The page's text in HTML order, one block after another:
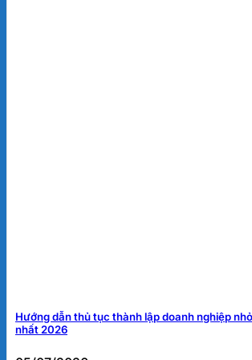
Hướng dẫn thủ tục thành lập doanh nghiệp
nhất 2026